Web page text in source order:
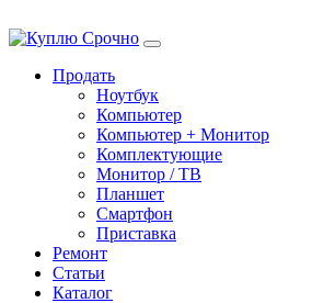
Продать
Ноутбук
Компьютер
Компьютер + Монитор
Комплектующие
Монитор / ТВ
Планшет
Смартфон
Приставка
Ремонт
Статьи
Каталог